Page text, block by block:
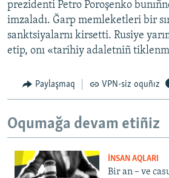
prezidenti Petro Poroşenko
imzaladı. Ğarp memleketleri bir
sanktsiyalarnı kirsetti. Rusiye
etip, onı «tarihiy adaletniñ
Paylaşmaq VPN-siz oquñız
Oqumağa devam etiñiz
İNSAN AQLARI
Bir an – ve